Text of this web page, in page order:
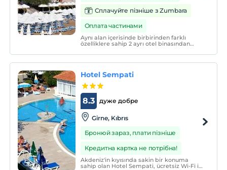
Сплачуйте пізніше з Zumbara
Оплата частинами
Aynı alan içerisinde birbirinden farklı
özelliklere sahip 2 ayrı otel binasından
hizmetindedir.
Hotel Sempati
дуже добре
8.3
Girne, Kıbrıs
Бронюй зараз, плати пізніше
Кредитна картка не потрібна!
Akdeniz'in kıyısında sakin bir konuma
sahip olan Hotel Sempati, ücretsiz Wi-Fi ile